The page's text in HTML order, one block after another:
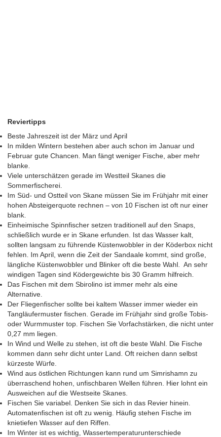
Reviertipps
Beste Jahreszeit ist der März und April
In milden Wintern bestehen aber auch schon im Januar und
Februar gute Chancen. Man fängt weniger Fische, aber mehr
blanke.
Viele unterschätzen gerade im Westteil Skanes die
Sommerfischerei.
Im Süd- und Ostteil von Skane müssen Sie im Frühjahr mit einer
hohen Absteigerquote rechnen – von 10 Fischen ist oft nur einer
blank.
Einheimische Spinnfischer setzen traditionell auf den Snaps,
schließlich wurde er in Skane erfunden. Ist das Wasser kalt,
sollten langsam zu führende Küstenwobbler in der Köderbox nicht
fehlen. Im April, wenn die Zeit der Sandaale kommt, sind große,
längliche Küstenwobbler und Blinker oft die beste Wahl. An sehr
windigen Tagen sind Ködergewichte bis 30 Gramm hilfreich.
Das Fischen mit dem Sbirolino ist immer mehr als eine
Alternative.
Der Fliegenfischer sollte bei kaltem Wasser immer wieder ein
Tangläufermuster fischen. Gerade im Frühjahr sind große Tobis-
oder Wurmmuster top. Fischen Sie Vorfachstärken, die nicht unter
0,27 mm liegen.
In Wind und Welle zu stehen, ist oft die beste Wahl. Die Fische
kommen dann sehr dicht unter Land. Oft reichen dann selbst
kürzeste Würfe.
Wind aus östlichen Richtungen kann rund um Simrishamn zu
überraschend hohen, unfischbaren Wellen führen. Hier lohnt ein
Ausweichen auf die Westseite Skanes.
Fischen Sie variabel. Denken Sie sich in das Revier hinein.
Automatenfischen ist oft zu wenig. Häufig stehen Fische im
knietiefen Wasser auf den Riffen.
Im Winter ist es wichtig, Wassertemperaturunterschiede